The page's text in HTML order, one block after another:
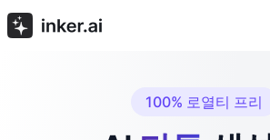
100% 로열티 프리